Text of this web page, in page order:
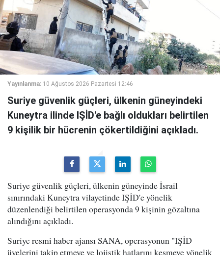
Yayınlanma: 10 Ağustos 2026 Pazartesi 12:46
Suriye güvenlik güçleri, ülkenin güneyindeki
Kuneytra ilinde IŞİD'e bağlı oldukları belirtilen
9 kişilik bir hücrenin çökertildiğini açıkladı.
Suriye güvenlik güçleri, ülkenin güneyinde İsrail
sınırındaki Kuneytra vilayetinde IŞİD'e yönelik
düzenlendiği belirtilen operasyonda 9 kişinin gözaltına
alındığını açıkladı.
Suriye resmi haber ajansı SANA, operasyonun "IŞİD
üyelerini takip etmeye ve lojistik hatlarını kesmeye yönelik